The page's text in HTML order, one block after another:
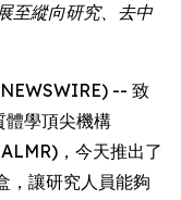
至縱向研究、去中
-- 致
體學頂尖機構
，今天推出了
，讓研究人員能夠